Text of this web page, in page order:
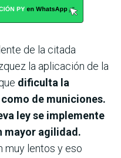
de la citada
la aplicación de la
dificulta la
de municiones.
ley se implemente
mayor agilidad.
muy lentos y eso